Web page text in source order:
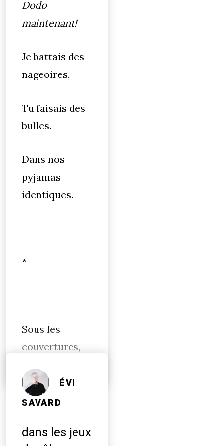
Dodo
maintenant!
Je battais des
nageoires,
Tu faisais des
bulles.
Dans nos
pyjamas
identiques.
*
Sous les
couvertures,
ÉVI
SAVARD
dans les jeux